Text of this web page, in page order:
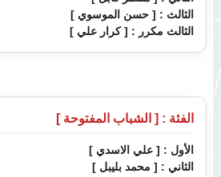
الثالث : [ حسن الموسوي ]
الثالث مكرر : [ كرار علي ]
الفئة : [ الشباب المفتوحة ]
الأول : [ علي الاسدي ]
الثاني : [ محمد بليبل ]